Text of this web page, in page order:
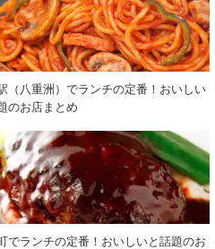
（八重洲）でランチの定番！おいしい
のお店まとめ
でランチの定番！おいしいと話題のお